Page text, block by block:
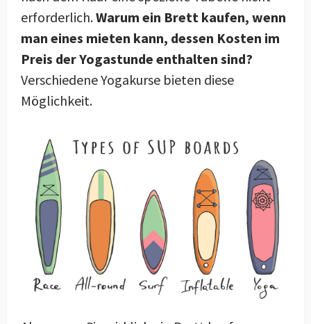
erforderlich.Warum ein Brett kaufen, wenn
man eines mieten kann, dessen Kosten im
Preis der Yogastunde enthalten sind?
Verschiedene Yogakurse bieten diese
Möglichkeit.